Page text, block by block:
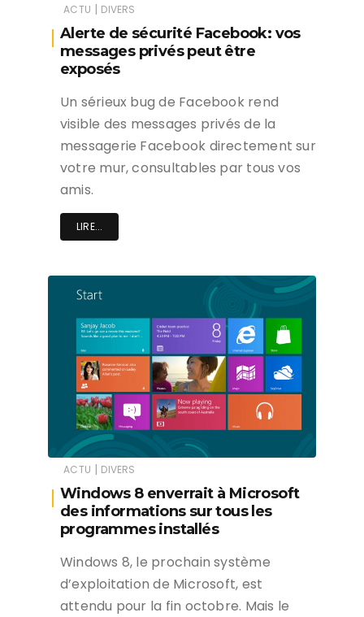
ACTU | DIVERS
Alerte de sécurité Facebook: vos
messages privés peut être
exposés
Un sérieux bug de Facebook rend
visible des messages privés de la
messagerie Facebook directement sur
votre mur, consultables par tous vos
amis.
LIRE...
ACTU | DIVERS
Windows 8 enverrait à Microsoft
des informations sur tous les
programmes installés
Windows 8, le prochain système
d’exploitation de Microsoft, est
attendu pour la fin octobre. Mais le